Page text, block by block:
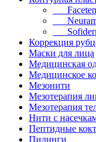
Коррекция
Маски для лица
Медицинская
Медицинское
Мезонити
Мезотерапия
Мезотерапия
Нити с
Пептидные
Пилинги